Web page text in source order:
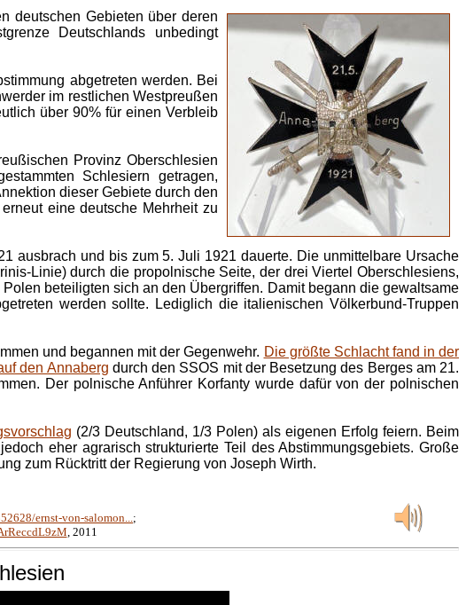
deutschen Gebieten über deren
Deutschlands unbedingt
abgetreten werden. Bei
im restlichen Westpreußen
über 90% für einen Verbleib
Provinz Oberschlesien
Schlesiern getragen,
dieser Gebiete durch den
eine deutsche Mehrheit zu
ausbrach und bis zum 5. Juli 1921 dauerte. Die unmittelbare Ursache
Linie) durch die propolnische Seite, der drei Viertel Oberschlesiens,
beteiligten sich an den Übergriffen. Damit begann die gewaltsame
werden sollte. Lediglich die italienischen Völkerbund-Truppen
und begannen mit der Gegenwehr. Die größte Schlacht fand in der
den Annaberg durch den SSOS mit der Besetzung des Berges am 21.
Der polnische Anführer Korfanty wurde dafür von der polnischen
(2/3 Deutschland, 1/3 Polen) als eigenen Erfolg feiern. Beim
eher agrarisch strukturierte Teil des Abstimmungsgebiets. Große
zum Rücktritt der Regierung von Joseph Wirth.
ernst-von-salomon...;
, 2011